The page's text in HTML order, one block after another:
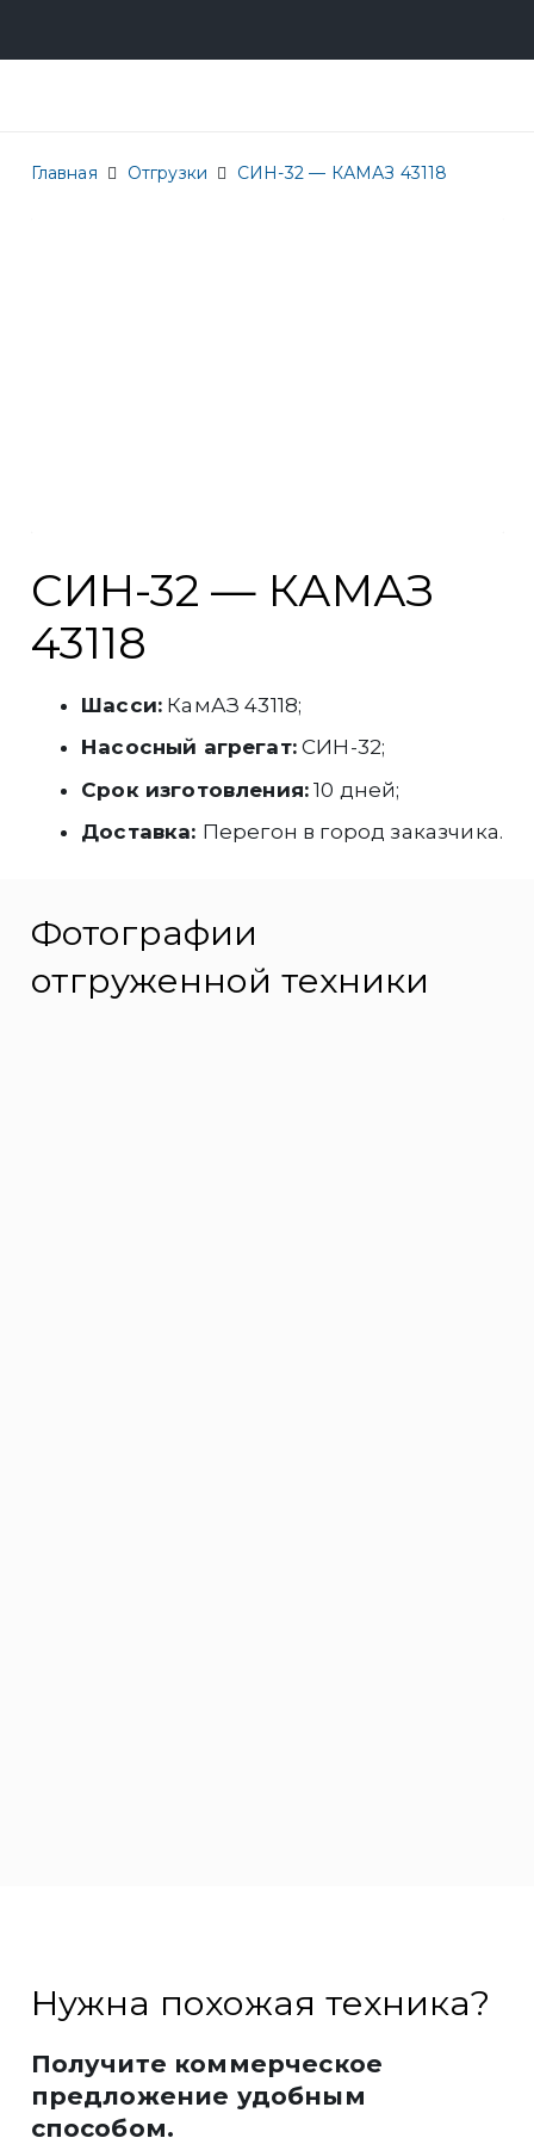
Главная Отгрузки СИН-32 — КАМАЗ 43118
СИН-32 — КАМАЗ
43118
Шасси: КамАЗ 43118;
Насосный агрегат:СИН-32;
Срок изготовления: 10 дней;
Доставка: Перегон в город заказчика.
Фотографии
отгруженной техники
Нужна похожая техника?
Получите коммерческое
предложение удобным
способом.